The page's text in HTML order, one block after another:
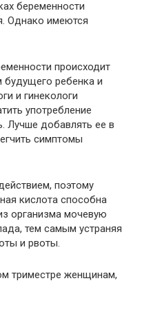
беременности
Однако имеются
происходит
будущего ребенка и
и гинекологи
употребление
Лучше добавлять ее в
симптомы
поэтому
кислота способна
организма мочевую
тем самым устраняя
и рвоты.
триместре женщинам,